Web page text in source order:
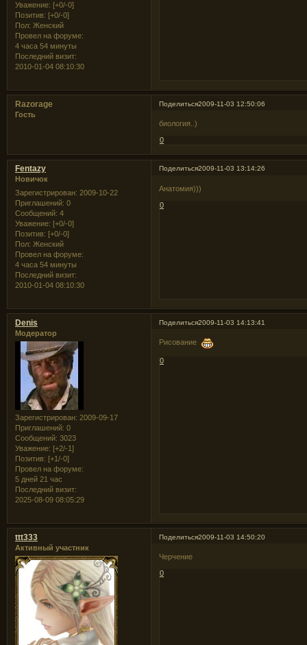
Уважение: [+0/-0]
Позитив: [+0/-0]
Пол: Женский
Провел на форуме:
4 часа 54 минуты
Последний визит:
2010-01-04 08:10:30
Поделиться2009-11-03 12:50:06
Razorage
Гость
биология..)
0
Поделиться2009-11-03 13:14:26
Fentazy
Новичок
Зарегистрирован: 2009-10-22
Приглашений: 0
Сообщений: 4
Уважение: [+0/-0]
Позитив: [+0/-0]
Пол: Женский
Провел на форуме:
4 часа 54 минуты
Последний визит:
2010-01-04 08:10:30
Анатомия)))
0
Поделиться2009-11-03 14:13:41
Denis
Модератор
Зарегистрирован: 2009-09-17
Приглашений: 0
Сообщений: 3023
Уважение: [+2/-1]
Позитив: [+1/-0]
Провел на форуме:
5 дней 21 час
Последний визит:
2025-08-09 08:05:29
Рисование
0
Поделиться2009-11-03 14:50:20
ttt333
Активный участник
Черчение
0